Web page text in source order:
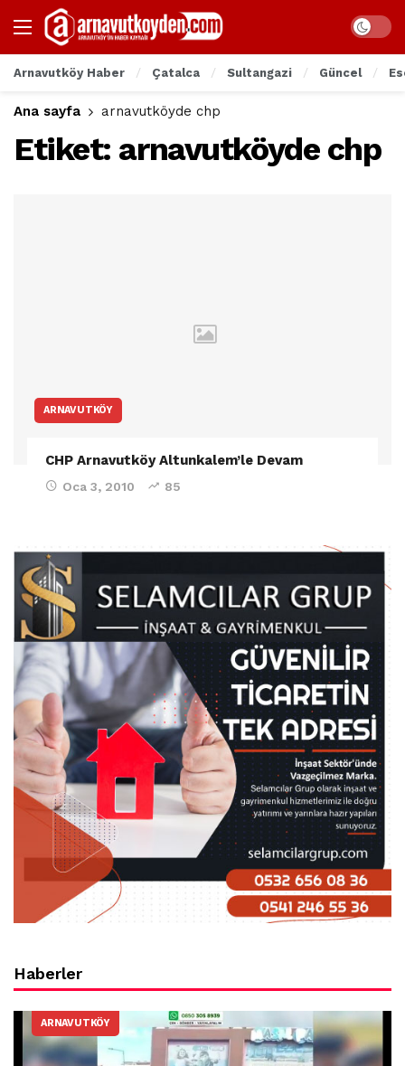
Arnavutköy Haber Çatalca Sultangazi Güncel
Ana sayfa arnavutköyde chp
Etiket: arnavutköyde chp
ARNAVUTKÖY
CHP Arnavutköy Altunkalem’le Devam
Oca 3, 2010 85
Haberler
ARNAVUTKÖY